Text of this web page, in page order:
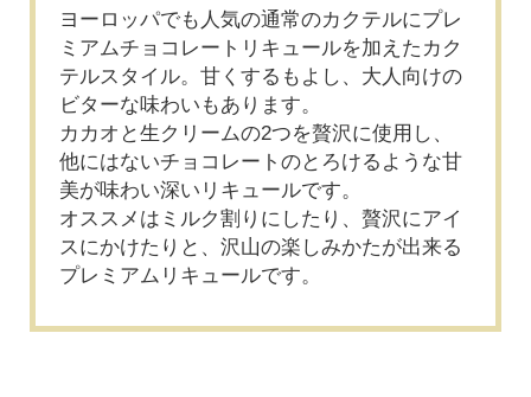
ヨーロッパでも人気の通常のカクテルにプレ
ミアムチョコレートリキュールを加えたカク
テルスタイル。甘くするもよし、大人向けの
ビターな味わいもあります。
カカオと生クリームの2つを贅沢に使用し、
他にはないチョコレートのとろけるような甘
美が味わい深いリキュールです。
オススメはミルク割りにしたり、贅沢にアイ
スにかけたりと、沢山の楽しみかたが出来る
プレミアムリキュールです。